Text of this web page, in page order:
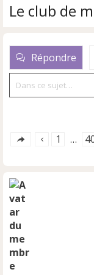
Le club de
Répondre
1 …